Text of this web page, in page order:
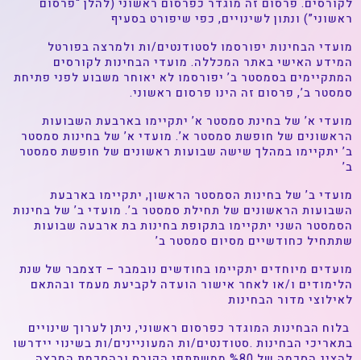
לקורסים. פרסום זה מוגדר כפרסום ראשוני (להלן “פרסום
ראשוני”) ונתון לשינויים, כפי שיפורט בסעיף
מועדי הבחינות יפורסמו לסטודנטים/ות ולמרצה בפורטל
המידע האישי באתר המכללה. מועדי הבחינות לקורסים
המתקיימים בסמסטר ב’ יפורסמו לא יאוחר משבוע לפני פתיחת
סמסטר ב’, פרסום זה הינו פרסום ראשוני.
מועדי א’ של בחינת סמסטר א’ יתקיימו בארבעת השבועות
הראשונים של חופשת סמסטר א’. מועדי א’ של בחינות סמסטר
ב’ יתקיימו במהלך שישה שבועות ראשונים של חופשת סמסטר
ב’
מועדי ב’ של בחינות הסמסטר הראשון, יתקיימו בארבעת
השבועות הראשונים של תחילת סמסטר ב’. מועדי ב’ של בחינות
הסמסטר השני יתקיימו בתקופת בחינות בת ארבעה שבועות
שתתחיל כחודשיים מסיום סמסטר ב’
מועדים מיוחדים יתקיימו בחודשים נובמבר – דצמבר של שנת
הלימודים ו/או לאחר אישור הועדה לקביעת מעמד ובהתאם
לאילוצי מדור הבחינות
בלוח הבחינות המוגדר כפרסום ראשוני, ניתן לערוך שינויים
בתאריכי הבחינות .סטודנטים/ות המעוניינים/ות בשינוי יידרשו